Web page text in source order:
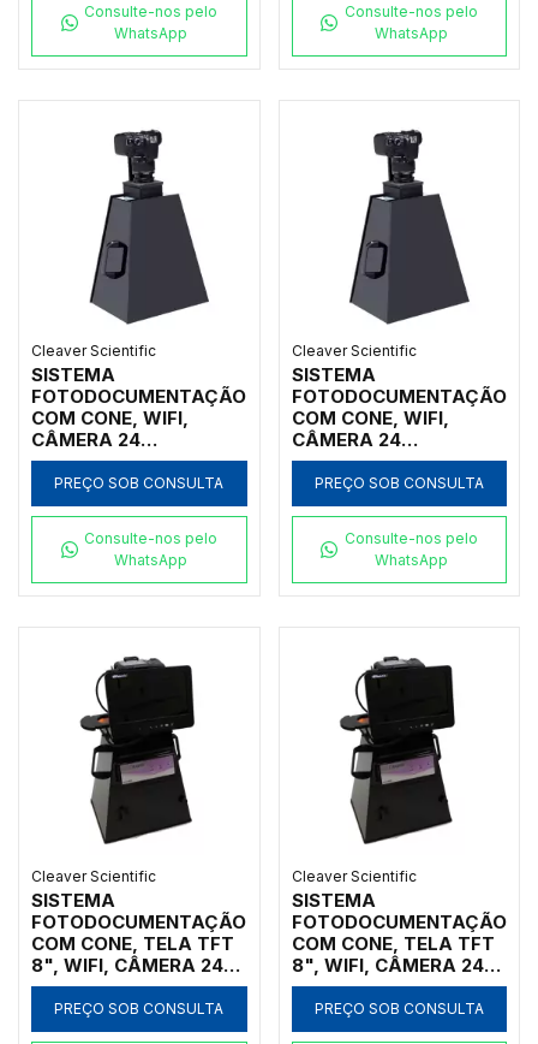
Consulte-nos pelo
WhatsApp
312NMConsulte-nos pelo
WhatsApp
Cleaver Scientific
SISTEMA
FOTODOCUMENTAÇÃO
COM CONE, WIFI,
CÂMERA 24
MEGAPIXELS, LUZ
BRANCA 30W, SEM
TRANSILUMINADOR
PREÇO SOB CONSULTA
Consulte-nos pelo
WhatsApp
Cleaver Scientific
SISTEMA
FOTODOCUMENTAÇÃO
COM CONE, WIFI,
CÂMERA 24
MEGAPIXELS, LUZ
BRANCA 30W, COM
SOFTWARE SEM
PREÇO SOB CONSULTA
Consulte-nos pelo
WhatsApp
Cleaver Scientific
SISTEMA
FOTODOCUMENTAÇÃO
COM CONE, TELA TFT
8", WIFI, CÂMERA 24
MEGAPIXELS, LUZ
BRANCA 30W,
SOFTWARE SEM
PREÇO SOB CONSULTA
Cleaver Scientific
SISTEMA
FOTODOCUMENTAÇÃO
COM CONE, TELA TFT
8", WIFI, CÂMERA 24
MEGAPIXELS, LUZ
BRANCA INTERNA
30W, SEM
PREÇO SOB CONSULTA